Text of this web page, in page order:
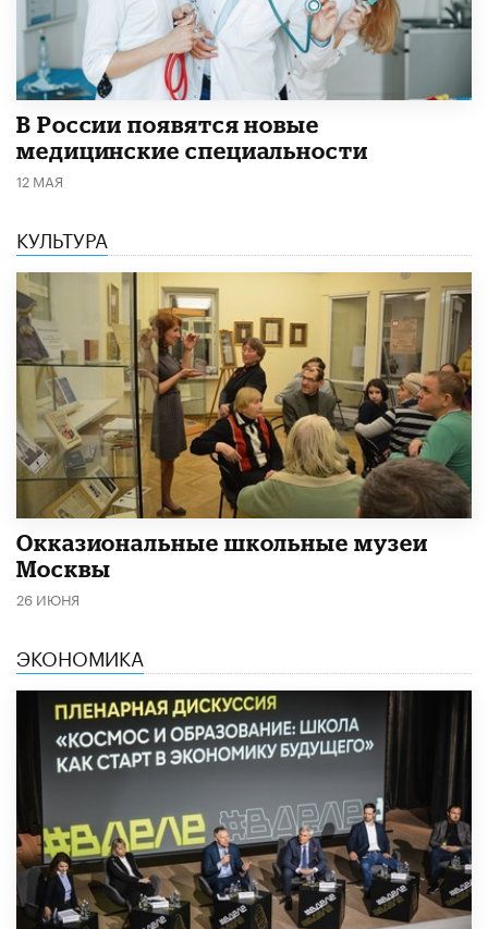
В России появятся новые
медицинские специальности
12 МАЯ
КУЛЬТУРА
​Окказиональные школьные музеи
Москвы
26 ИЮНЯ
ЭКОНОМИКА